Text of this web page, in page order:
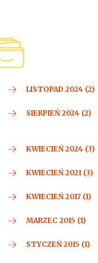
LISTOPAD 2024 (2)
SIERPIEŃ 2024 (2)
KWIECIEŃ 2024 (3)
KWIECIEŃ 2021 (3)
KWIECIEŃ 2017 (1)
MARZEC 2015 (1)
STYCZEŃ 2015 (1)